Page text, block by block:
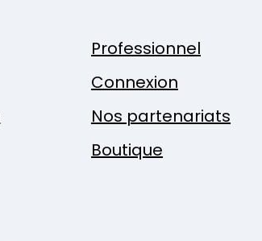
Professionnel
Connexion
Nos partenariats
Boutique